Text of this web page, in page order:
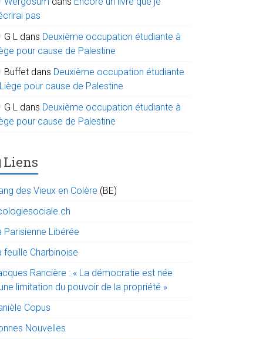
pas
G L dans Deuxième occupation étudiante à
pour cause de Palestine
Buffet dans Deuxième occupation étudiante
pour cause de Palestine
G L dans Deuxième occupation étudiante à
pour cause de Palestine
Liens
des Vieux en Colère (BE)
Parisienne Libérée
feuille Charbinoise
Rancière : « La démocratie est née
limitation du pouvoir de la propriété »
Copus
Nouvelles